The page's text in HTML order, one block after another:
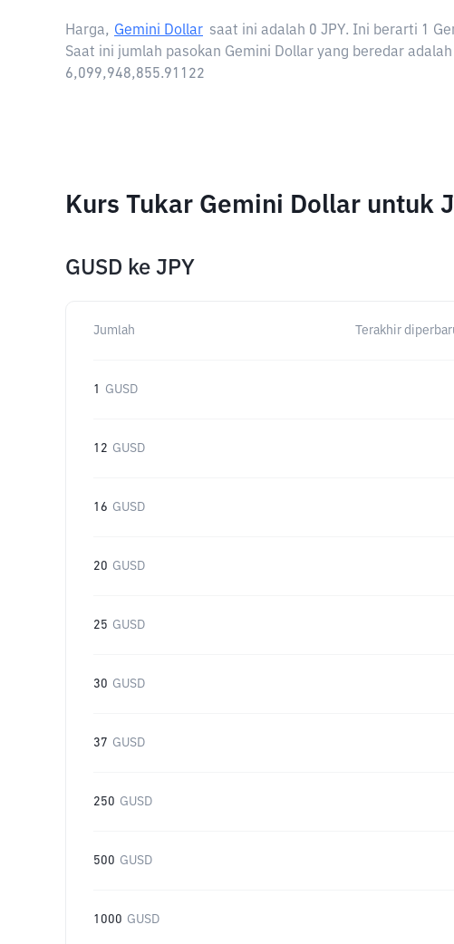
Harga, Gemini Dollar saat ini adalah 0 JPY. Ini berarti 1
Saat ini jumlah pasokan Gemini Dollar yang beredar
6,099,948,855.91122
Kurs Tukar Gemini Dollar untuk
GUSD ke JPY
Jumlah Terakhir
1 GUSD
12 GUSD
16 GUSD
20 GUSD
25 GUSD
30 GUSD
37 GUSD
250 GUSD
500 GUSD
1000 GUSD